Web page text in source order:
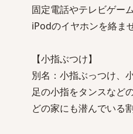
固定電話やテレビゲー
iPodのイヤホンを絡ま
【小指ぶつけ】
別名：小指ぶっつけ、
足の小指をタンスなど
どの家にも潜んでいる